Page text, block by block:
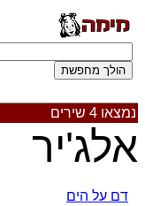
נמצאו 4 שירים
אלג'יר
דם על הים